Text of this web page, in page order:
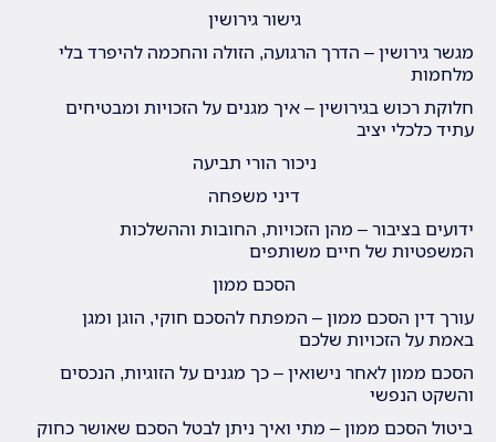
גישור גירושין
מגשר גירושין – הדרך הרגועה, הזולה והחכמה להיפרד בלי
מלחמות
חלוקת רכוש בגירושין – איך מגנים על הזכויות ומבטיחים
עתיד כלכלי יציב
ניכור הורי תביעה
דיני משפחה
ידועים בציבור – מהן הזכויות, החובות וההשלכות
המשפטיות של חיים משותפים
הסכם ממון
עורך דין הסכם ממון – המפתח להסכם חוקי, הוגן ומגן
באמת על הזכויות שלכם
הסכם ממון לאחר נישואין – כך מגנים על הזוגיות, הנכסים
והשקט הנפשי
ביטול הסכם ממון – מתי ואיך ניתן לבטל הסכם שאושר כחוק